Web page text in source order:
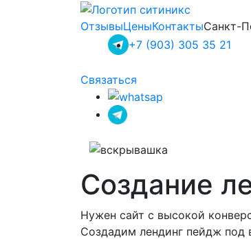
ОтзывыЦеныКонтактыСанкт-
+7 (903) 305 35 21
Связаться
Создание
Нужен сайт с высокой
Создадим лендинг пейдж под